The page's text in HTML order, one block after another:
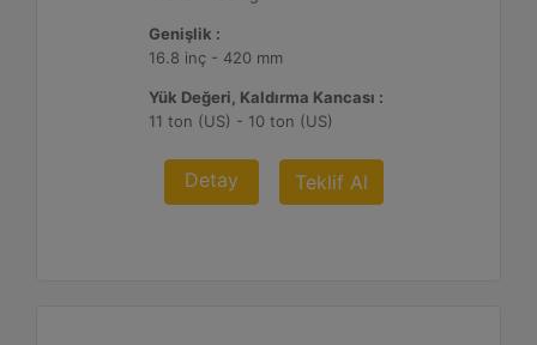
Genişlik :
16.8 inç - 420 mm
Yük Değeri, Kaldırma Kancası :
11 ton (US) - 10 ton (US)
Detay Teklif Al